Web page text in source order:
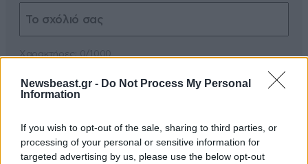
Newsbeast.gr - Do Not Process My Personal
Information
If you wish to opt-out of the sale, sharing to third parties, or
processing of your personal or sensitive information for
targeted advertising by us, please use the below opt-out
Xαρακτήρες: 0/1000
Διαβάστε και ακολουθήστε τους κανόνες σχολιασμού